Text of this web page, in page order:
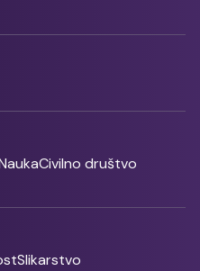
Civilno društvo
Slikarstvo